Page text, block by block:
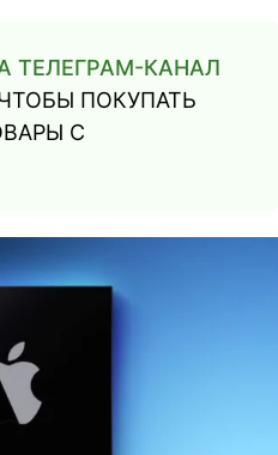
ТЕЛЕГРАМ-КАНАЛ
ПОКУПАТЬ
С